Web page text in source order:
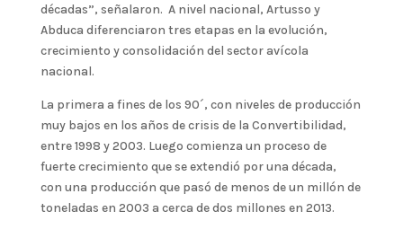
décadas”, señalaron. A nivel nacional, Artusso y
Abduca diferenciaron tres etapas en la evolución,
crecimiento y consolidación del sector avícola
nacional.
La primera a fines de los 90´, con niveles de producción
muy bajos en los años de crisis de la Convertibilidad,
entre 1998 y 2003. Luego comienza un proceso de
fuerte crecimiento que se extendió por una década,
con una producción que pasó de menos de un millón de
toneladas en 2003 a cerca de dos millones en 2013.